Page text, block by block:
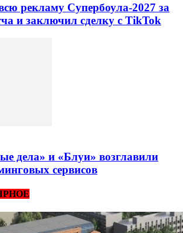
рекламу Супербоула-2027 за
и заключил сделку с TikTok
дела» и «Блуи» возглавили
сервисов